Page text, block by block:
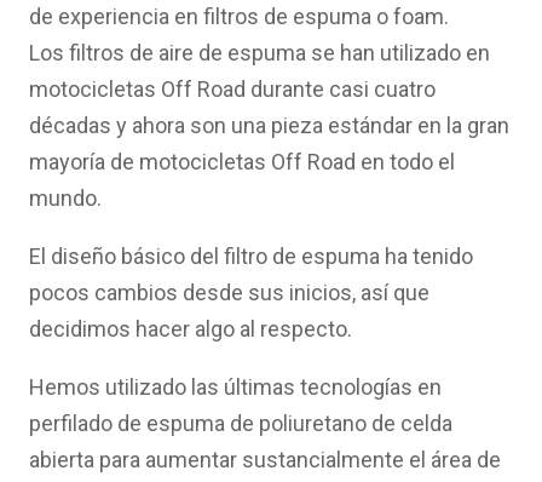
de experiencia en filtros de espuma o foam.
Los filtros de aire de espuma se han utilizado en
motocicletas Off Road durante casi cuatro
décadas y ahora son una pieza estándar en la gran
mayoría de motocicletas Off Road en todo el
mundo.
El diseño básico del filtro de espuma ha tenido
pocos cambios desde sus inicios, así que
decidimos hacer algo al respecto.
Hemos utilizado las últimas tecnologías en
perfilado de espuma de poliuretano de celda
abierta para aumentar sustancialmente el área de